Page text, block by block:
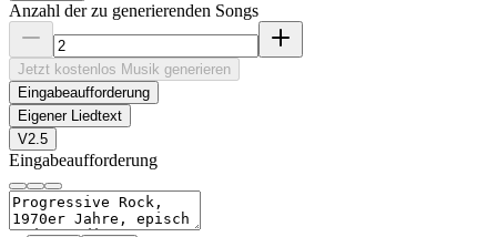
Anzahl der zu generierenden Songs
Jetzt kostenlos Musik generieren
Eingabeaufforderung
Eigener Liedtext
V2.5
Eingabeaufforderung